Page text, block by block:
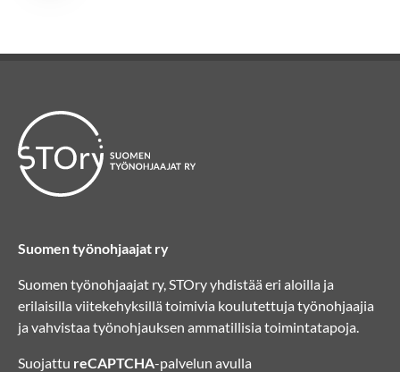
Suomen työnohjaajat ry
Suomen työnohjaajat ry, STOry yhdistää eri aloilla ja
erilaisilla viitekehyksillä toimivia koulutettuja työnohjaajia
ja vahvistaa työnohjauksen ammatillisia toimintatapoja.
Suojattu reCAPTCHA-palvelun avulla